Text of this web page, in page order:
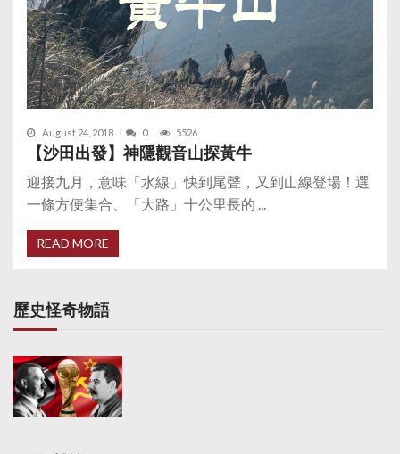
August 24, 2018 0 5526
【沙田出發】神隱觀音山探黃牛
迎接九月，意味「水線」快到尾聲，又到山線登場！選
一條方便集合、「大路」十公里長的 ...
READ MORE
歷史怪奇物語